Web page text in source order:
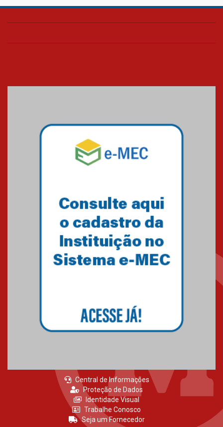
Central de Informações
Proteção de Dados
Identidade Visual
Trabalhe Conosco
Seja um Fornecedor